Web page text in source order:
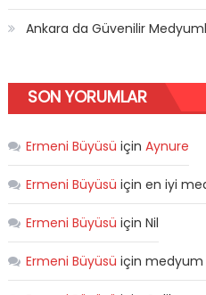
Ankara da Güvenilir
SON YORUMLAR
Ermeni Büyüsü için Aynure
Ermeni Büyüsü için en iyi
Ermeni Büyüsü için Nil
Ermeni Büyüsü için medyum